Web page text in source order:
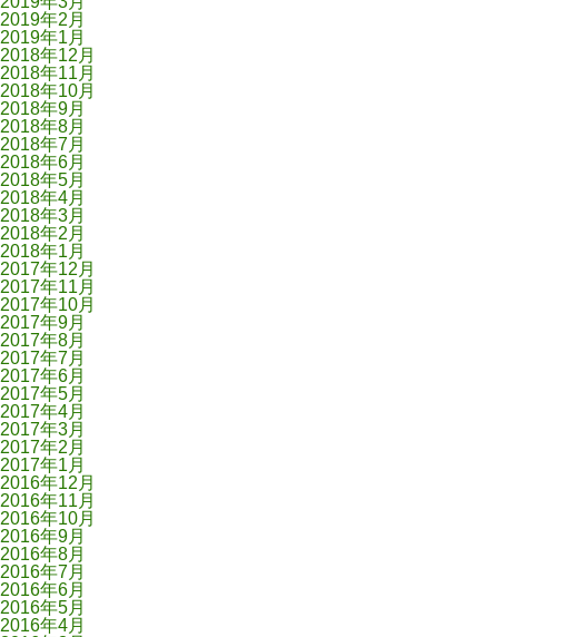
2019年2月
2019年1月
2018年12月
2018年11月
2018年10月
2018年9月
2018年8月
2018年7月
2018年6月
2018年5月
2018年4月
2018年3月
2018年2月
2018年1月
2017年12月
2017年11月
2017年10月
2017年9月
2017年8月
2017年7月
2017年6月
2017年5月
2017年4月
2017年3月
2017年2月
2017年1月
2016年12月
2016年11月
2016年10月
2016年9月
2016年8月
2016年7月
2016年6月
2016年5月
2016年4月